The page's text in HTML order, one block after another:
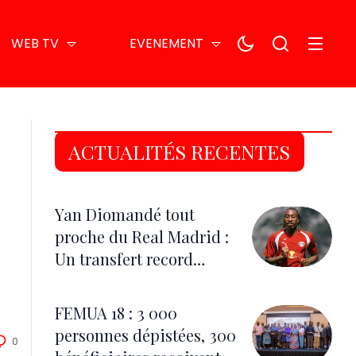
WEB TV EVENEMENT
0
ACTUALITÉS RECENTES
Yan Diomandé tout
proche du Real Madrid :
Un transfert record
d’euros
FEMUA 18 : 3 000
personnes dépistées, 300